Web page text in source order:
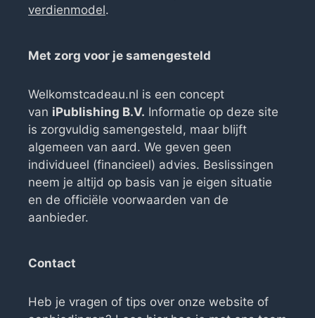
verdienmodel.
Met zorg voor je samengesteld
Welkomstcadeau.nl is een concept
van iPublishing B.V. Informatie op deze site
is zorgvuldig samengesteld, maar blijft
algemeen van aard. We geven geen
individueel (financieel) advies. Beslissingen
neem je altijd op basis van je eigen situatie
en de officiële voorwaarden van de
aanbieder.
Contact
Heb je vragen of tips over onze website of